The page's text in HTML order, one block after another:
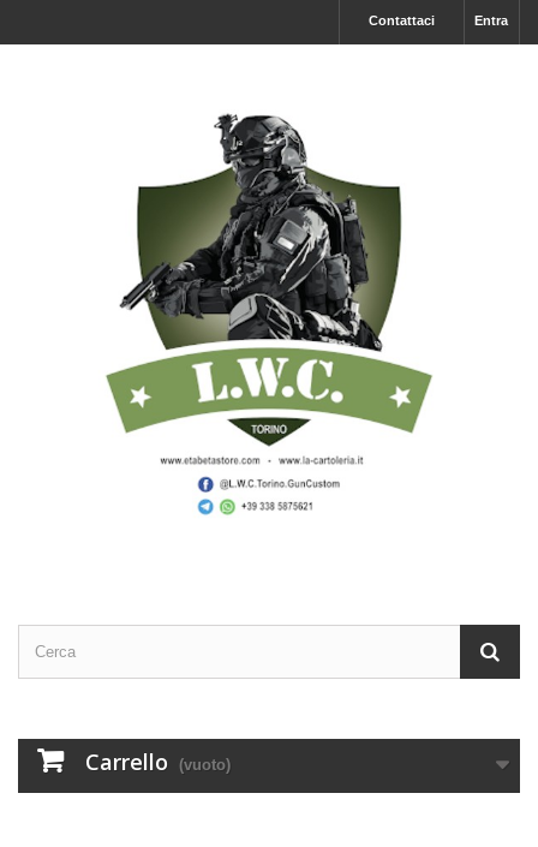
Entra
Contattaci
Carrello (vuoto)